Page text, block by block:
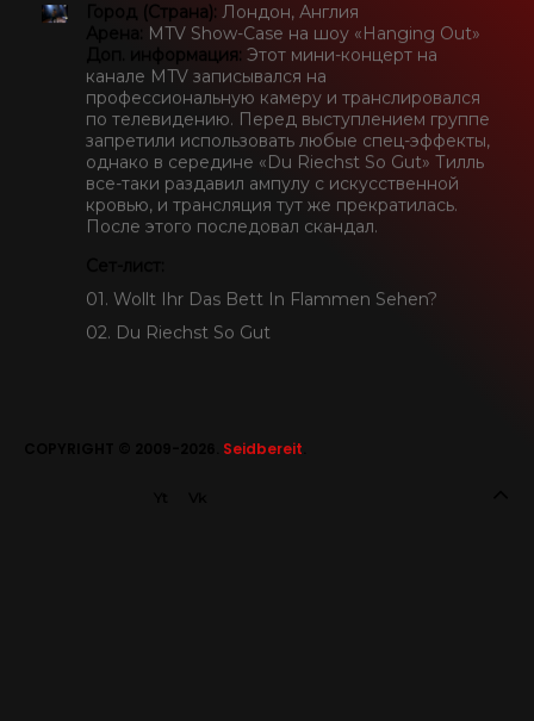
NEWS
RAMMSTEIN
SEIDBEREIT
Город (Страна): Лондон, Англия
Арена: MTV Show-Case на шоу «Hanging Out»
Доп. информация: Этот мини-концерт на
канале MTV записывался на
профессиональную камеру и транслировался
по телевидению. Перед выступлением группе
запретили использовать любые спец-эффекты,
однако в середине «Du Riechst So Gut» Тилль
все-таки раздавил ампулу с искусственной
кровью, и трансляция тут же прекратилась.
После этого последовал скандал.
01. Wollt Ihr Das Bett In Flammen Sehen?
02. Du Riechst So Gut
Seidbereit